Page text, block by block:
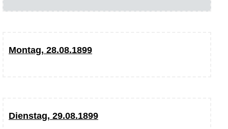
Montag, 28.08.1899
Dienstag, 29.08.1899